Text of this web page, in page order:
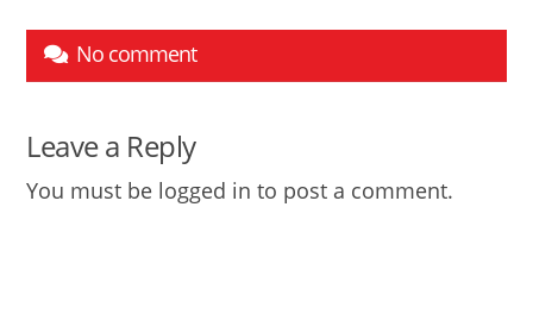
No comment
Leave a Reply
You must be logged in to post a comment.